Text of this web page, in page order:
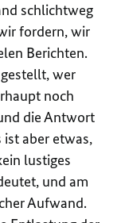
schlichtweg
fordern, wir
Berichten.
wer
noch
die Antwort
aber etwas,
lustiges
und am
Aufwand.